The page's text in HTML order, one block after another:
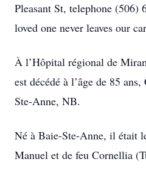
Pleasant St, telephone (506)
loved one never leaves our
À l’Hôpital régional de
est décédé à l’âge de 85
Ste-Anne, NB.
Né à Baie-Ste-Anne, il était
Manuel et de feu Cornellia